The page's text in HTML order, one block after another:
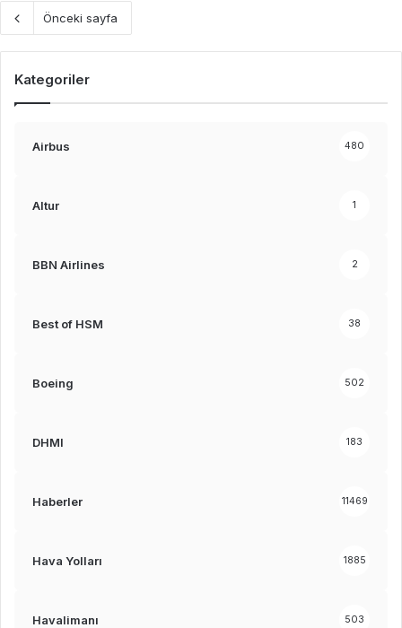
Önceki sayfa
Kategoriler
Airbus 480
Altur 1
BBN Airlines 2
Best of HSM 38
Boeing 502
DHMI 183
Haberler 11469
Hava Yolları 1885
Havalimanı 503